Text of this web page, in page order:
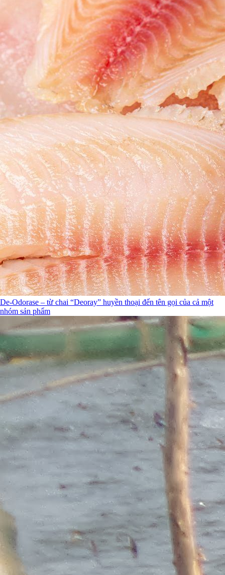
De-Odorase – từ chai “Deoray” huyền thoại đến tên gọi của cả một
nhóm sản phẩm